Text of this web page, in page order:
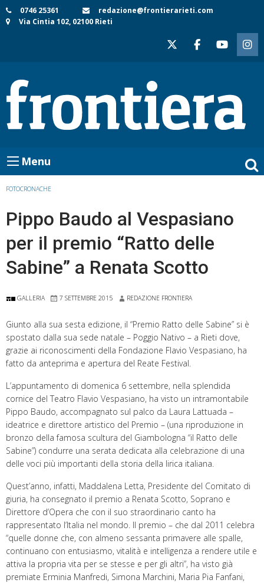
Skip
to
0746 25361
redazione@frontierarieti.com
Via Cintia 102, 02100 Rieti
Menu
FOTOCRONACHE
Pippo Baudo al Vespasiano
per il premio “Ratto delle
Sabine” a Renata Scotto
GALLERIA 7 SETTEMBRE 2015 REDAZIONE FRONTIERA
Giunto alla sua sesta edizione, il “Premio Ratto delle Sabine” si è
spostato dalla sua sede natale – Poggio Nativo – a Rieti dove,
grazie ai riconoscimenti della Fondazione Flavio Vespasiano, ha
fatto da anteprima e apertura del Reate Festival.
L’appuntamento di domenica 6 settembre, nella splendida
cornice del Teatro Flavio Vespasiano, ha visto un intramontabile
Pippo Baudo, accompagnato sul palco da Laura Lattuada –
ideatrice e direttore artistico del Premio – (una riproduzione in
bronzo della famosa scultura del Giambologna “il Ratto delle
Sabine”) condurre una serata dedicata alla celebrazione di una
delle voci più importanti della storia della lirica italiana.
Quest’anno, infatti, Maddalena Letta, Presidente del Comitato di
giuria, ha consegnato il premio a Renata Scotto, Soprano e
Direttore d’Opera che con il suo straordinario canto ha
rappresentato l’Italia nel mondo. Il premio – che dal 2011 celebra
“quelle donne che, con almeno sessanta primavere alle spalle,
continuano con entusiasmo, vitalità e intelligenza a rendere utile e
attiva la propria vita per se stesse e per gli altri”, ha visto già
premiate Erminia Manfredi, Simona Marchini, Maria Pia Fanfani,